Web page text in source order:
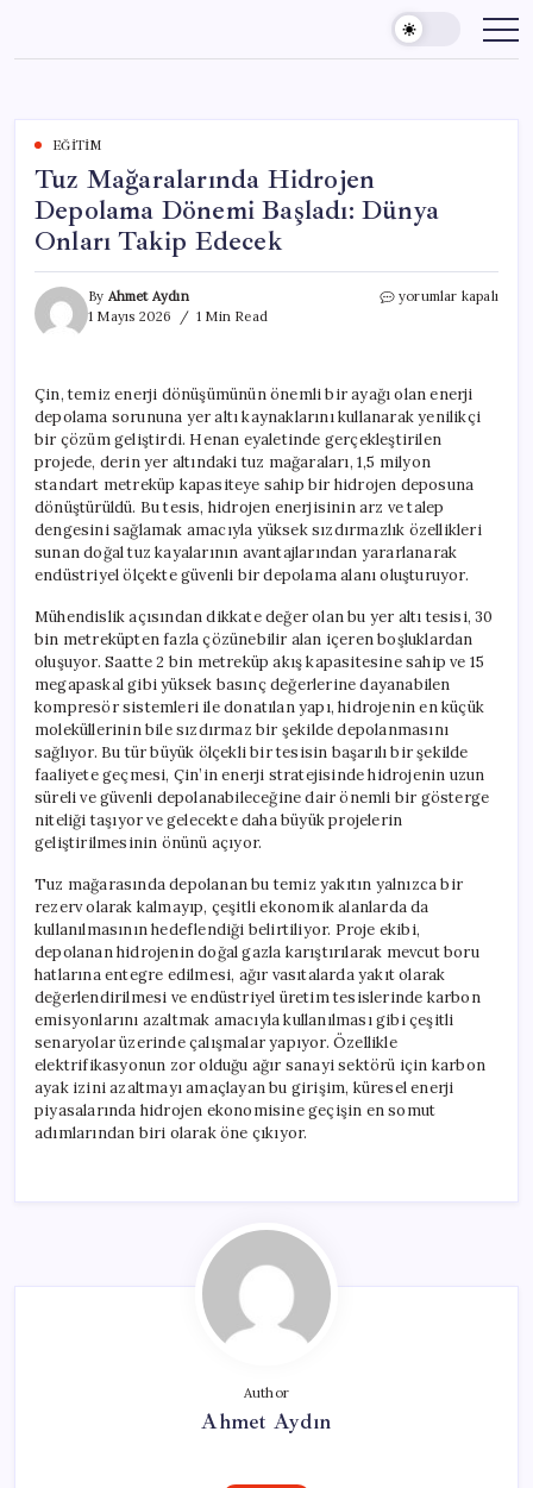
content
EĞITIM
Tuz Mağaralarında Hidrojen
Depolama Dönemi Başladı: Dünya
Onları Takip Edecek
By Ahmet Aydın
1 Mayıs 2026
1 Min Read
Tuz
Başladı:
Dünya
Onları
Takip
Edecek
için
yorumlar kapalı
Çin, temiz enerji dönüşümünün önemli bir ayağı olan enerji
depolama sorununa yer altı kaynaklarını kullanarak yenilikçi
bir çözüm geliştirdi. Henan eyaletinde gerçekleştirilen
projede, derin yer altındaki tuz mağaraları, 1,5 milyon
standart metreküp kapasiteye sahip bir hidrojen deposuna
dönüştürüldü. Bu tesis, hidrojen enerjisinin arz ve talep
dengesini sağlamak amacıyla yüksek sızdırmazlık özellikleri
sunan doğal tuz kayalarının avantajlarından yararlanarak
endüstriyel ölçekte güvenli bir depolama alanı oluşturuyor.
Mühendislik açısından dikkate değer olan bu yer altı tesisi, 30
bin metreküpten fazla çözünebilir alan içeren boşluklardan
oluşuyor. Saatte 2 bin metreküp akış kapasitesine sahip ve 15
megapaskal gibi yüksek basınç değerlerine dayanabilen
kompresör sistemleri ile donatılan yapı, hidrojenin en küçük
moleküllerinin bile sızdırmaz bir şekilde depolanmasını
sağlıyor. Bu tür büyük ölçekli bir tesisin başarılı bir şekilde
faaliyete geçmesi, Çin’in enerji stratejisinde hidrojenin uzun
süreli ve güvenli depolanabileceğine dair önemli bir gösterge
niteliği taşıyor ve gelecekte daha büyük projelerin
geliştirilmesinin önünü açıyor.
Tuz mağarasında depolanan bu temiz yakıtın yalnızca bir
rezerv olarak kalmayıp, çeşitli ekonomik alanlarda da
kullanılmasının hedeflendiği belirtiliyor. Proje ekibi,
depolanan hidrojenin doğal gazla karıştırılarak mevcut boru
hatlarına entegre edilmesi, ağır vasıtalarda yakıt olarak
değerlendirilmesi ve endüstriyel üretim tesislerinde karbon
emisyonlarını azaltmak amacıyla kullanılması gibi çeşitli
senaryolar üzerinde çalışmalar yapıyor. Özellikle
elektrifikasyonun zor olduğu ağır sanayi sektörü için karbon
ayak izini azaltmayı amaçlayan bu girişim, küresel enerji
piyasalarında hidrojen ekonomisine geçişin en somut
adımlarından biri olarak öne çıkıyor.
Author
Ahmet Aydın